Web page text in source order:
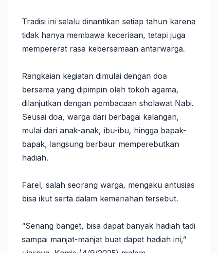
Tradisi ini selalu dinantikan setiap tahun karena
tidak hanya membawa keceriaan, tetapi juga
mempererat rasa kebersamaan antarwarga.
Rangkaian kegiatan dimulai dengan doa
bersama yang dipimpin oleh tokoh agama,
dilanjutkan dengan pembacaan sholawat Nabi.
Seusai doa, warga dari berbagai kalangan,
mulai dari anak-anak, ibu-ibu, hingga bapak-
bapak, langsung berbaur memperebutkan
hadiah.
Farel, salah seorang warga, mengaku antusias
bisa ikut serta dalam kemeriahan tersebut.
“Senang banget, bisa dapat banyak hadiah tadi
sampai manjat-manjat buat dapet hadiah ini,”